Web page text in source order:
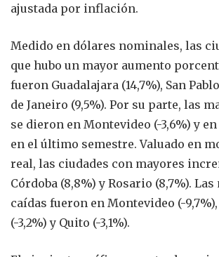
ajustada por inflación.
Medido en dólares nominales, las
que hubo un mayor aumento
fueron Guadalajara (14,7%), San
de Janeiro (9,5%). Por su parte, las
se dieron en Montevideo (-3,6%) y en
en el último semestre. Valuado en
real, las ciudades con mayores
Córdoba (8,8%) y Rosario (8,7%).
caídas fueron en Montevideo (-
(-3,2%) y Quito (-3,1%).